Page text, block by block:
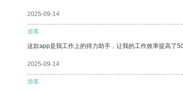
2025-09-14
游客
这款app是我工作上的得力助手，让我的工作效率提高了
2025-09-14
游客